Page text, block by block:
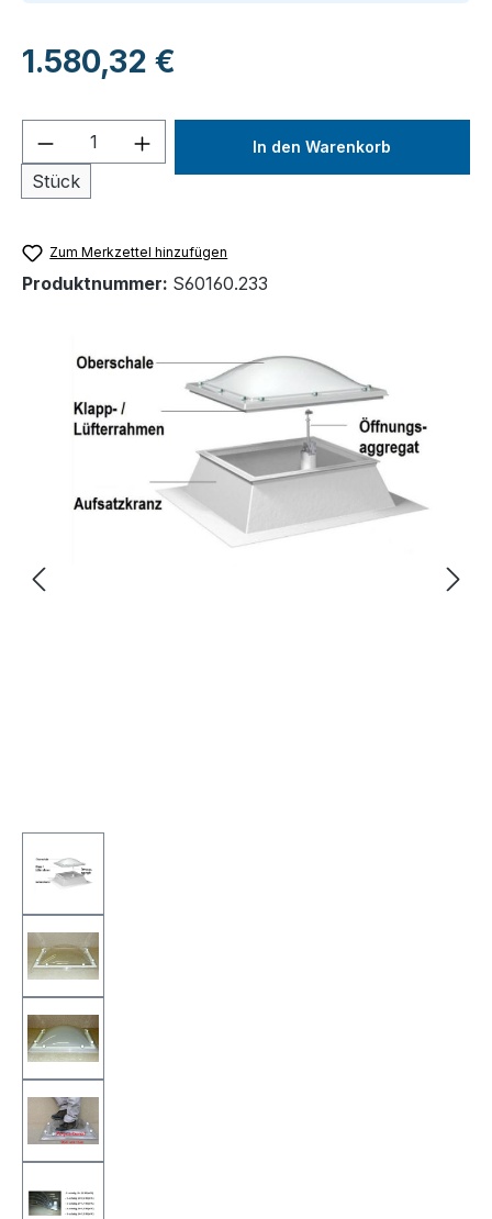
Regulärer Preis:
1.580,32 €
Produkt Anzahl: Gib den
Stück
In den Warenkorb
Zum Merkzettel hinzufügen
Produktnummer: S60160.233